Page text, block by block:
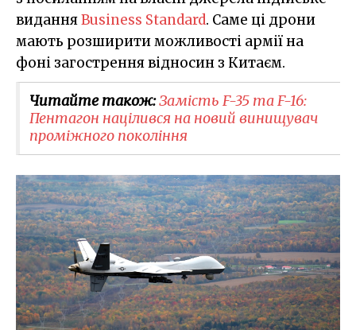
виданняBusiness Standard. Саме ці дрони
мають розширити можливості армії на
фоні загострення відносин з Китаєм.
Читайте також:Замість F-35 та F-16:
Пентагон націлився на новий винищувач
проміжного покоління